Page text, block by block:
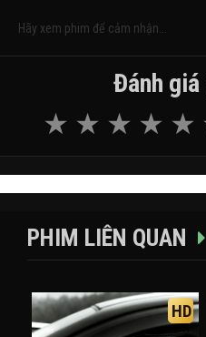
Hãy xem phim để cảm nhận...
Đánh giá
PHIM LIÊN QUAN
HD